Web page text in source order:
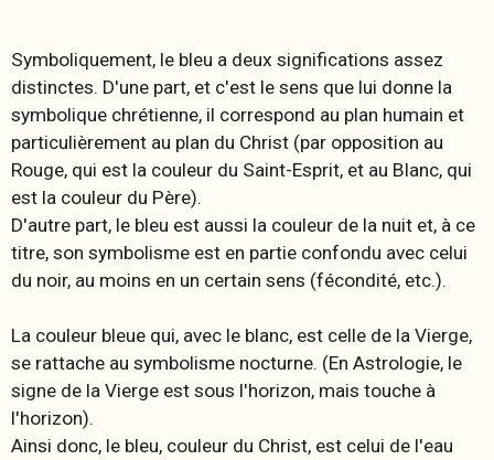
Symboliquement, le bleu a deux significations assez
distinctes. D'une part, et c'est le sens que lui donne la
symbolique chrétienne, il correspond au plan humain et
particulièrement au plan du Christ (par opposition au
Rouge, qui est la couleur du Saint-Esprit, et au Blanc, qui
est la couleur du Père).
D'autre part, le bleu est aussi la couleur de la nuit et, à ce
titre, son symbolisme est en partie confondu avec celui
du noir, au moins en un certain sens (fécondité, etc.).
La couleur bleue qui, avec le blanc, est celle de la Vierge,
se rattache au symbolisme nocturne. (En Astrologie, le
signe de la Vierge est sous l'horizon, mais touche à
l'horizon).
Ainsi donc, le bleu, couleur du Christ, est celui de l'eau